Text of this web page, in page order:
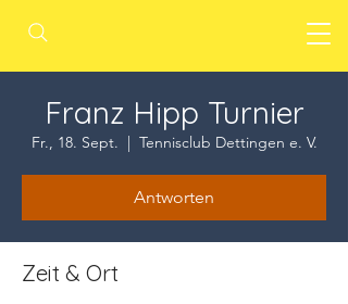
Franz Hipp Turnier
Fr., 18. Sept.
  |
Tennisclub Dettingen e. V.
Antworten
Zeit & Ort